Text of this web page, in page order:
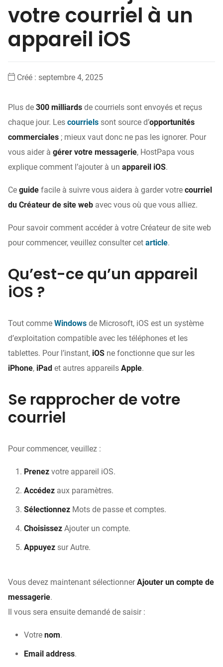
votre courriel à un
appareil iOS
Créé : septembre 4, 2025
Plus de 300 milliards de courriels sont envoyés et reçus
chaque jour. Les courriels sont source d’opportunités
commerciales ; mieux vaut donc ne pas les ignorer. Pour
vous aider à gérer votre messagerie, HostPapa vous
explique comment l’ajouter à un appareil iOS.
Ce guide facile à suivre vous aidera à garder votre courriel
du Créateur de site web avec vous où que vous alliez.
Pour savoir comment accéder à votre Créateur de site web
pour commencer, veuillez consulter cet article.
Qu’est-ce qu’un appareil
iOS ?
Tout comme Windows de Microsoft, iOS est un système
d’exploitation compatible avec les téléphones et les
tablettes. Pour l’instant, iOS ne fonctionne que sur les
iPhone, iPad et autres appareils Apple.
Se rapprocher de votre
courriel
Pour commencer, veuillez :
Prenez votre appareil iOS.
Accédez aux paramètres.
Sélectionnez Mots de passe et comptes.
Choisissez Ajouter un compte.
Appuyez sur Autre.
Vous devez maintenant sélectionnerAjouter un compte de
messagerie.
Il vous sera ensuite demandé de saisir :
Votre nom.
Email address.